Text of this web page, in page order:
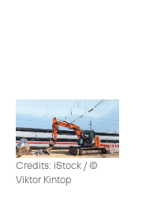
Credits: iStock / ©
Viktor Kintop